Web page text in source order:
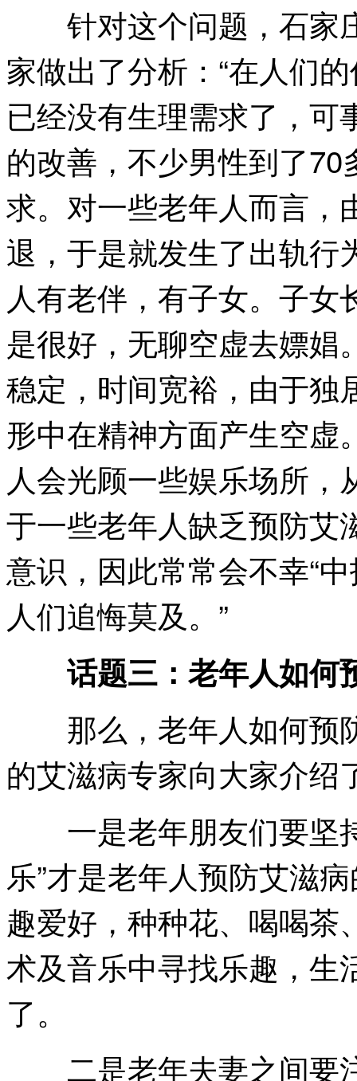
针对这个问题，石家
家做出了分析：“在人们
已经没有生理需求了，
的改善，不少男性到了
求。对一些老年人而言，
退，于是就发生了出轨行
人有老伴，有子女。子
是很好，无聊空虚去嫖娼
稳定，时间宽裕，由于独
形中在精神方面产生空虚
人会光顾一些娱乐场所
于一些老年人缺乏预防艾
意识，因此常常会不幸“
人们追悔莫及。”
话题三：老年人如何
那么，老年人如何预
的艾滋病专家向大家介绍
一是老年朋友们要坚
乐”才是老年人预防艾滋
趣爱好，种种花、喝喝茶
术及音乐中寻找乐趣，生
了。
二是老年夫妻之间要